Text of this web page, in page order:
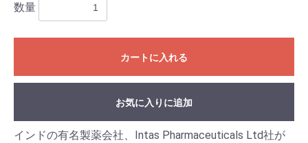
数量
カートに入れる
お気に入りに追加
インドの有名製薬会社、Intas Pharmaceuticals Ltd社が